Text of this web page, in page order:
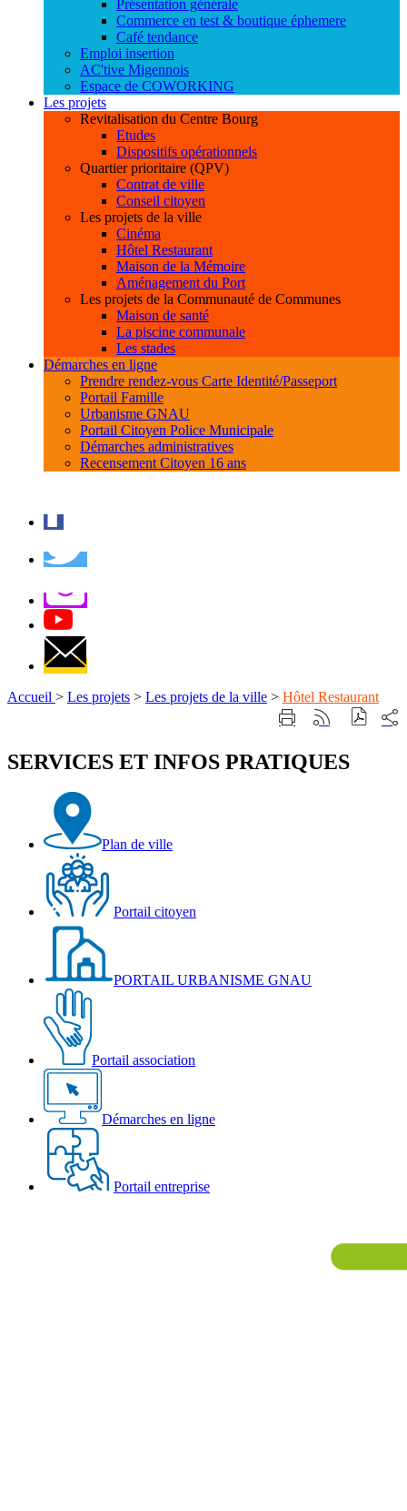
Présentation générale
Commerce en test & boutique éphemere
Café tendance
Emploi insertion
AC'tive Migennois
Espace de COWORKING
Les projets
Revitalisation du Centre Bourg
Etudes
Dispositifs opérationnels
Quartier prioritaire (QPV)
Contrat de ville
Conseil citoyen
Les projets de la ville
Cinéma
Hôtel Restaurant
Maison de la Mémoire
Aménagement du Port
Les projets de la Communauté de Communes
Maison de santé
La piscine communale
Les stades
Démarches en ligne
Prendre rendez-vous Carte Identité/Passeport
Portail Famille
Urbanisme GNAU
Portail Citoyen Police Municipale
Démarches administratives
Recensement Citoyen 16 ans
Accueil > Les projets > Les projets de la ville > Hôtel Restaurant
ImprimerGénérer
RSS
sur
SERVICES ET INFOS PRATIQUES
Plan de ville
Portail citoyen
PORTAIL URBANISME GNAU
Portail association
Démarches en ligne
Portail entreprise